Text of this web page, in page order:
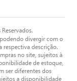
divergir com o
descrição.
no site, sujeitos à
de estoque,
ser diferentes dos
a disponibilidade